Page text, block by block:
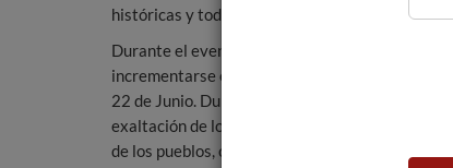
históricas y todo tipo de degustaciones y
Durante el evento, más de 6.000 personas
incrementarse en la presente edición de la
22 de Junio. Durante toda la primavera y,
exaltación de los vinos y la gastronomía
de los pueblos, conforman un excelente motivo